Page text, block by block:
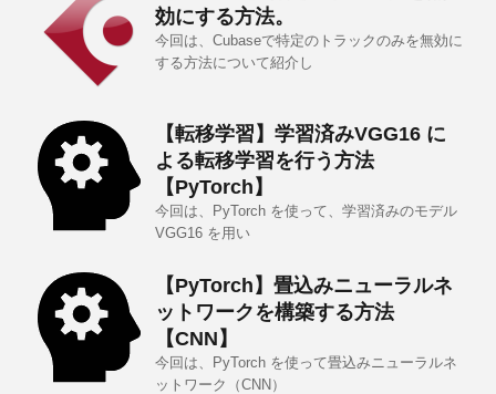
効にする方法。
今回は、Cubaseで特定のトラックのみを無効に
する方法について紹介し
【転移学習】学習済みVGG16 に
よる転移学習を行う方法
【PyTorch】
今回は、PyTorch を使って、学習済みのモデル
VGG16 を用い
【PyTorch】畳込みニューラルネ
ットワークを構築する方法
【CNN】
今回は、PyTorch を使って畳込みニューラルネ
ットワーク（CNN）